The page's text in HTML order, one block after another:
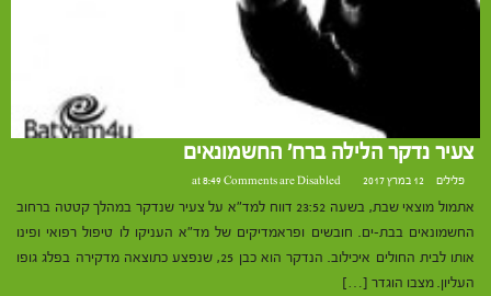
צעיר נדקר הלילה ברח' החשמונאים
פלילים 12 במרץ 2017 at 8:49 Comments are Disabled
אתמול מוצאי שבת, בשעה 23:52 דווח למד"א על צעיר שנדקר במהלך קטטה ברחוב
החשמונאים בבת-ים. חובשים ופראמדיקים של מד"א העניקו לו טיפול רפואי ופינו
אותו לבית החולים איכילוב. הנדקר הוא כבן 25, שנפצע כתוצאה מדקירה בפלג גופו
העליון. מצבו הוגדר […]